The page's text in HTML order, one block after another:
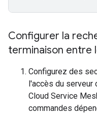
Configurer la
terminaison entre
Configurez des
l'accès du serveur
Cloud Service
commandes